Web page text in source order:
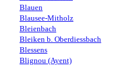
Blauen
Blausee-Mitholz
Bleienbach
Bleiken b. Oberdiessbach
Blessens
Blignou (Ayent)